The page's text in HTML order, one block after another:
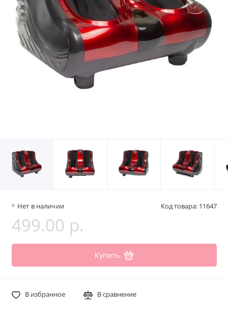
Нет в наличии Код товара: 11647
499.00 р.
Купить
В избранное В сравнение